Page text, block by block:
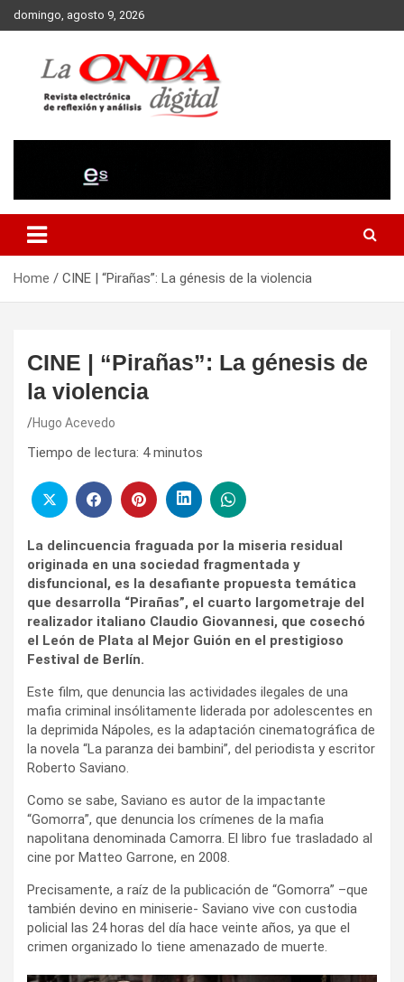
Skip
to
domingo, agosto 9, 2026
Home CINE | “Pirañas”: La génesis de la violencia
CINE | “Pirañas”: La génesis de
la violencia
Hugo Acevedo
Tiempo de lectura: 4 minutos
La delincuencia fraguada por la miseria residual
originada en una sociedad fragmentada y
disfuncional, es la desafiante propuesta temática
que desarrolla “Pirañas”, el cuarto largometraje del
realizador italiano Claudio Giovannesi, que cosechó
el León de Plata al Mejor Guión en el prestigioso
Festival de Berlín.
Este film, que denuncia las actividades ilegales de una
mafia criminal insólitamente liderada por adolescentes en
la deprimida Nápoles, es la adaptación cinematográfica de
la novela “La paranza dei bambini”, del periodista y escritor
Roberto Saviano.
Como se sabe, Saviano es autor de la impactante
“Gomorra”, que denuncia los crímenes de la mafia
napolitana denominada Camorra. El libro fue trasladado al
cine por Matteo Garrone, en 2008.
Precisamente, a raíz de la publicación de “Gomorra” –que
también devino en miniserie- Saviano vive con custodia
policial las 24 horas del día hace veinte años, ya que el
crimen organizado lo tiene amenazado de muerte.